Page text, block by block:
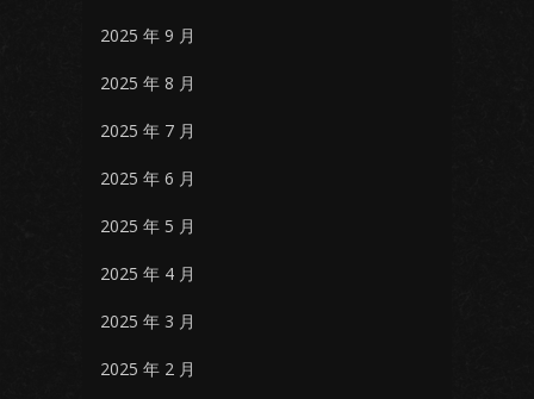
2025 年 9 月
2025 年 8 月
2025 年 7 月
2025 年 6 月
2025 年 5 月
2025 年 4 月
2025 年 3 月
2025 年 2 月